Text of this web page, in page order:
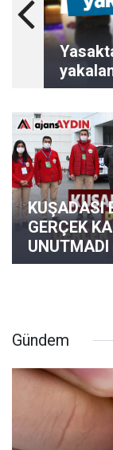
KUŞADASI
GERÇEK
UNUTMADI
Gündem